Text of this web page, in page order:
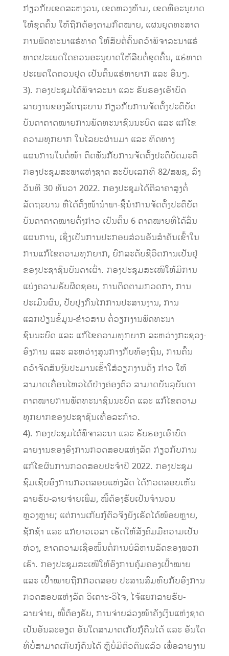
ກ່ຽວກັບເຂດສະຫງວນ, ເຂດຫວງຫ້າມ, ເຂດທີ່ອະນຸຍາດ
ໃຫ້ຂຸດຄົ້ນ ໃຫ້ຖືກຕ້ອງຕາມກົດໝາຍ, ແຜນຍຸດທະສາດ
ການພັດທະນາແຮ່ທາດ ໃຫ້ສືບຕໍ່ຄົ້ນຄວ້າພິຈາລະນາແຮ່
ທາດປະເພດໃດຄວນອະນຸຍາດໃຫ້ສືບຕໍ່ຂຸດຄົ້ນ, ແຮ່ທາດ
ປະເພດໃດຄວນຢຸດ ເປັນຕົ້ນແຮ່ຫາຍາກ ແລະ ອື່ນໆ.
3). ກອງປະຊຸມໄດ້ພິຈາລະນາ ແລະ ຮັບຮອງເອົາບົດ
ລາຍງານຂອງລັດຖະບານ ກ່ຽວກັບການຈັດຕັ້ງປະຕິບັດ
ບັນດາຄາດໝາຍການພັດທະນາຊົນນະບົດ ແລະ ແກ້ໄຂ
ຄວາມທຸກຍາກ ໃນໄລຍະຜ່ານມາ ແລະ ທິດທາງ
ແຜນການໃນຕໍ່ໜ້າ ຕິດພັນກັບການຈັດຕັ້ງປະຕິບັດມະຕິ
ກອງປະຊຸມສະພາແຫ່ງຊາດ ສະບັບເລກທີ 82/ສພຊ, ລົງ
ວັນທີ 30 ທັນວາ 2022. ກອງປະຊຸມໄດ້ຕີລາຄາສູງຕໍ່
ລັດຖະບານ ທີ່ໄດ້ຕັ້ງໜ້ານໍາພາ-ຊີ້ນໍາການຈັດຕັ້ງປະຕິບັດ
ບັນດາຄາດໝາຍດັ່ງກ່າວ ເປັນຕົ້ນ 6 ຄາດໝາຍທີ່ໄດ້ລື່ນ
ແຜນການ, ເຊິ່ງເປັນການປະກອບສ່ວນອັນສໍາຄັນເຂົ້າໃນ
ການແກ້ໄຂຄວາມທຸກຍາກ, ຍົກລະດັບຊີວິດການເປັນຢູ່
ຂອງປະຊາຊົນບັນດາເຜົ່າ. ກອງປະຊຸມສະເໜີໃຫ້ມີການ
ແບ່ງຄວາມຮັບຜິດຊອບ, ການຕິດຕາມກວດກາ, ການ
ປະເມີນຜົນ, ປັບປຸງກົນໄກການປະສານງານ, ການ
ແລກປ່ຽນຂໍ້ມູນ-ຂ່າວສານ ຕໍ່ວຽກງານພັດທະນາ
ຊົນນະບົດ ແລະ ແກ້ໄຂຄວາມທຸກຍາກ ລະຫວ່າງກະຊວງ-
ອົງການ ແລະ ລະຫວ່າງສູນກາງກັບທ້ອງຖິ່ນ, ການຄົ້ນ
ຄວ້າຈັດສັນງົບປະມານເຂົ້າໃສ່ວຽກງານດັ່ງ ກ່າວ ໃຫ້
ສາມາດເຄື່ອນໄຫວໄດ້ຢ່າງຄ່ອງຕົວ ສາມາດບັນລຸບັນດາ
ຄາດໝາຍການພັດທະນາຊົນນະບົດ ແລະ ແກ້ໄຂຄວາມ
ທຸກຍາກຂອງປະຊາຊົນເທື່ອລະກ້າວ.
4). ກອງປະຊຸມໄດ້ພິຈາລະນາ ແລະ ຮັບຮອງເອົາບົດ
ລາຍງານຂອງອົງການກວດສອບແຫ່ງລັດ ກ່ຽວກັບການ
ແກ້ໄຂຜົນການກວດສອບປະຈໍາປີ 2022. ກອງປະຊຸມ
ຊົມເຊີຍອົງການກວດສອບແຫ່ງລັດ ໄດ້ກວດສອບເຫັນ
ລາຍຮັບ-ລາຍຈ່າຍເພີ່ມ, ໜີ້ຕ້ອງຮັບເປັນຈໍານວນ
ຫຼວງຫຼາຍ; ແຕ່ການເກັບກູ້ຕົວຈິງຍັງເຮັດໄດ້ໜ້ອຍຫຼາຍ,
ຊັກຊ້າ ແລະ ແກ່ຍາວເວລາ ເຮັດໃຫ້ສັງຄົມມີຄວາມເປັນ
ຫ່ວງ, ຂາດຄວາມເຊື່ອໝັ້ນຕໍ່ການບໍລິຫານລັດຂອງພວກ
ເຮົາ. ກອງປະຊຸມສະເໜີໃຫ້ອົງການຄຸ້ມຄອງເປົ້າໝາຍ
ແລະ ເປົ້າໝາຍຖືກກວດສອບ ປະສານສົມທົບກັບອົງການ
ກວດສອບແຫ່ງລັດ ວິເຄາະ-ວິໄຈ, ໄຈ້ແຍກລາຍຮັບ-
ລາຍຈ່າຍ, ໜີ້ຕ້ອງຮັບ, ການຈ່າຍລ່ວງໜ້າຄັງເງິນແຫ່ງຊາດ
ເປັນອັນລະອຽດ ອັນໃດສາມາດເກັບກູ້ຄືນໄດ້ ແລະ ອັນໃດ
ທີ່ບໍ່ສາມາດເກັບກູ້ຄືນໄດ້ ຫຼືບໍ່ມີຕົວຕົນແລ້ວ ເພື່ອລາຍງານ